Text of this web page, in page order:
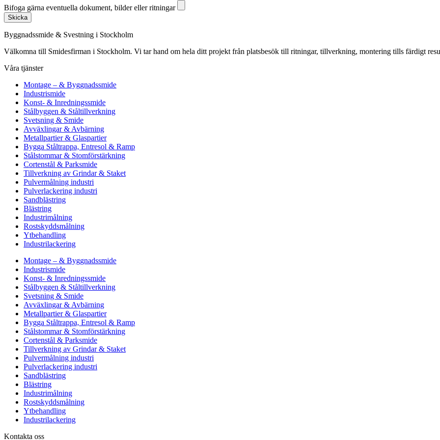
Bifoga gärna eventuella dokument, bilder eller ritningar
Skicka
Byggnadssmide & Svestning i Stockholm
Välkomna till Smidesfirman i Stockholm. Vi tar hand om hela ditt projekt från platsbesök till ritningar, tillverkning, montering tills färdigt
Våra tjänster
Montage – & Byggnadssmide
Industrismide
Konst- & Inredningssmide
Stålbyggen & Ståltillverkning
Svetsning & Smide
Avväxlingar & Avbärning
Metallpartier & Glaspartier
Bygga Ståltrappa, Entresol & Ramp
Stålstommar & Stomförstärkning
Cortenstål & Parksmide
Tillverkning av Grindar & Staket
Pulvermålning industri
Pulverlackering industri
Sandblästring
Blästring
Industrimålning
Rostskyddsmålning
Ytbehandling
Industrilackering
Montage – & Byggnadssmide
Industrismide
Konst- & Inredningssmide
Stålbyggen & Ståltillverkning
Svetsning & Smide
Avväxlingar & Avbärning
Metallpartier & Glaspartier
Bygga Ståltrappa, Entresol & Ramp
Stålstommar & Stomförstärkning
Cortenstål & Parksmide
Tillverkning av Grindar & Staket
Pulvermålning industri
Pulverlackering industri
Sandblästring
Blästring
Industrimålning
Rostskyddsmålning
Ytbehandling
Industrilackering
Kontakta oss